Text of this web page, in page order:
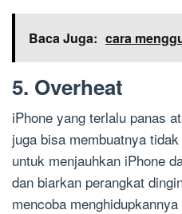
Baca Juga: cara
5. Overheat
iPhone yang terlalu panas
juga bisa membuatnya
untuk menjauhkan iPhone
dan biarkan perangkat
mencoba